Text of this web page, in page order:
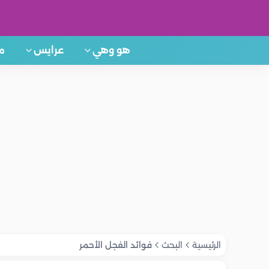
هو وهي عرايس
الرئيسية البحث فوائد الفجل الأحمر